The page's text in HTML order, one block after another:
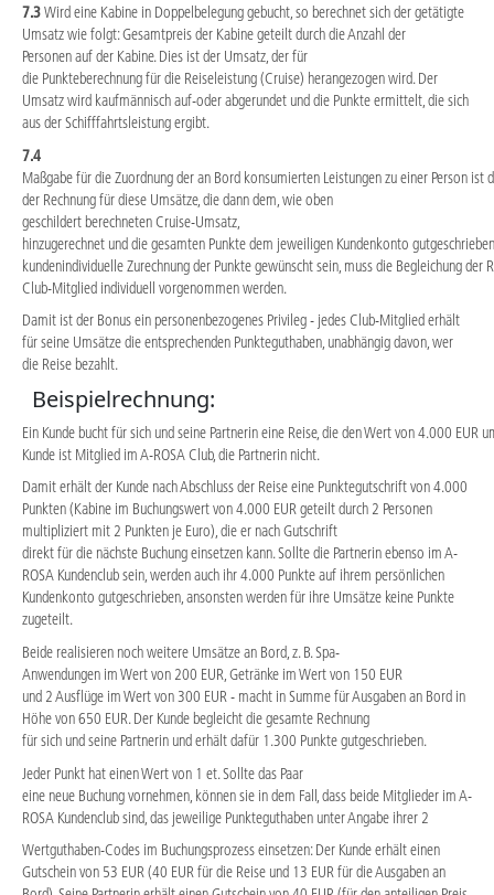
7.3Wird eine Kabine in Doppelbelegung gebucht, so berechnet sich der getätigte
Umsatz wie folgt: Gesamtpreis der Kabine geteilt durch die Anzahl der
Personen auf der Kabine. Dies ist der Umsatz, der für
die Punkteberechnung für die Reiseleistung (Cruise) herangezogen wird. Der
Umsatz wird kaufmännisch auf-oder abgerundet und die Punkte ermittelt, die sich
aus der Schifffahrtsleistung ergibt.
7.4
Maßgabe für die Zuordnung der an Bord konsumierten Leistungen zu einer Person ist
der Rechnung für diese Umsätze, die dann dem, wie oben
geschildert berechneten Cruise-Umsatz,
hinzugerechnet und die gesamten Punkte dem jeweiligen Kundenkonto
kundenindividuelle Zurechnung der Punkte gewünscht sein, muss die Begleichung der
Club-Mitglied individuell vorgenommen werden.
Damit ist der Bonus ein personenbezogenes Privileg - jedes Club-Mitglied erhält
für seine Umsätze die entsprechenden Punkteguthaben, unabhängig davon, wer
die Reise bezahlt.
Beispielrechnung:
Ein Kunde bucht für sich und seine Partnerin eine Reise, die den Wert von 4.000 EUR
Kunde ist Mitglied im A-ROSA Club, die Partnerin nicht.
Damit erhält der Kunde nach Abschluss der Reise eine Punktegutschrift von 4.000
Punkten (Kabine im Buchungswert von 4.000 EUR geteilt durch 2 Personen
multipliziert mit 2 Punkten je Euro), die er nach Gutschrift
direkt für die nächste Buchung einsetzen kann. Sollte die Partnerin ebenso im A-
ROSA Kundenclub sein, werden auch ihr 4.000 Punkte auf ihrem persönlichen
Kundenkonto gutgeschrieben, ansonsten werden für ihre Umsätze keine Punkte
zugeteilt.
Beide realisieren noch weitere Umsätze an Bord, z. B. Spa-
Anwendungen im Wert von 200 EUR, Getränke im Wert von 150 EUR
und 2 Ausflüge im Wert von 300 EUR - macht in Summe für Ausgaben an Bord in
Höhe von 650 EUR. Der Kunde begleicht die gesamte Rechnung
für sich und seine Partnerin und erhält dafür 1.300 Punkte gutgeschrieben.
Jeder Punkt hat einen Wert von 1 et. Sollte das Paar
eine neue Buchung vornehmen, können sie in dem Fall, dass beide Mitglieder im A-
ROSA Kundenclub sind, das jeweilige Punkteguthaben unter Angabe ihrer 2
Wertguthaben-Codes im Buchungsprozess einsetzen: Der Kunde erhält einen
Gutschein von 53 EUR (40 EUR für die Reise und 13 EUR für die Ausgaben an